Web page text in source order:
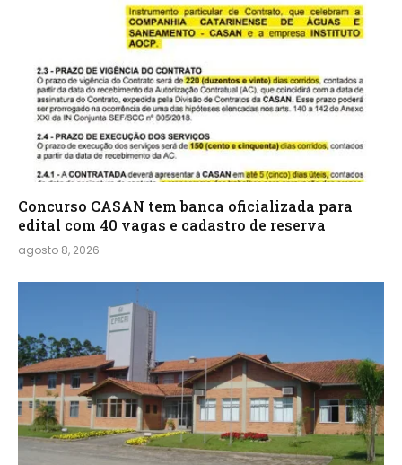
Concurso CASAN tem banca oficializada para
edital com 40 vagas e cadastro de reserva
agosto 8, 2026